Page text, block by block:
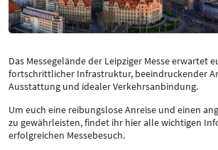
Das Messegelände der Leipziger Messe erwartet
fortschrittlicher Infrastruktur, beeindruckender
Ausstattung und idealer Verkehrsanbindung.
Um euch eine reibungslose Anreise und einen
zu gewährleisten, findet ihr hier alle wichtigen
erfolgreichen Messebesuch.